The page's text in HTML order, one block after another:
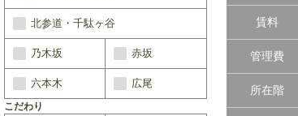
賃料
管理費
所在階
北参道・千駄ヶ谷
乃木坂 赤坂
六本木 広尾
こだわり